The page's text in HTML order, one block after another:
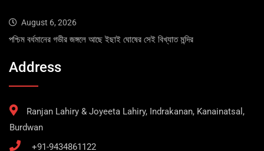
August 6, 2026
পশ্চিম বর্ধমানের গভীর জঙ্গলে আছে ইছাই ঘোষের সেই বিখ্যাত মন্দির
Address
Ranjan Lahiry & Joyeeta Lahiry, Indrakanan, Kanainatsal,
Burdwan
+91-9434861122